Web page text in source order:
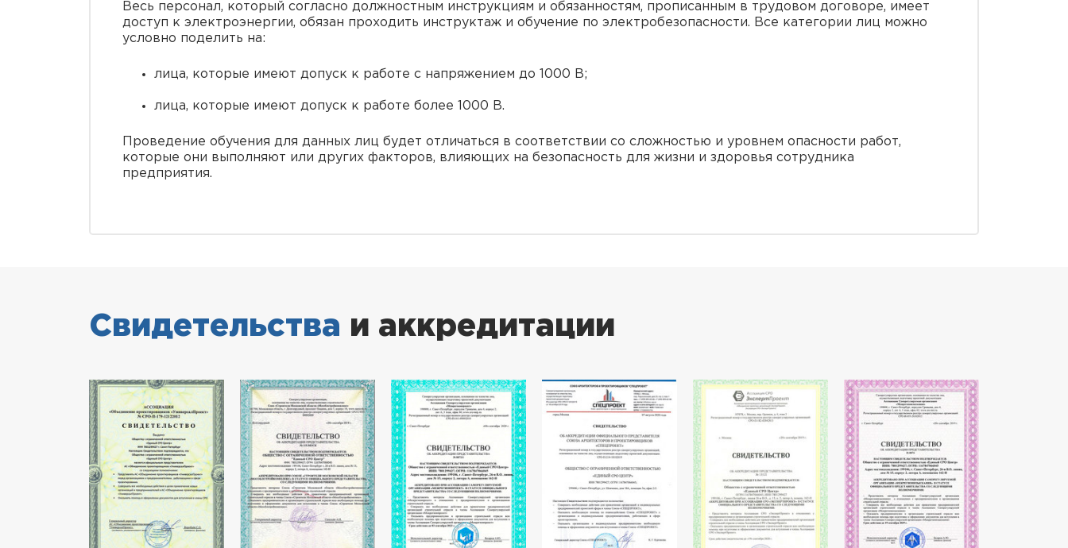
Весь персонал, который согласно должностным инструкциям и обязанностям, прописанным в трудовом договоре, имеет
доступ к электроэнергии, обязан проходить инструктаж и обучение по электробезопасности. Все категории лиц можно
условно поделить на:
лица, которые имеют допуск к работе с напряжением до 1000 В;
лица, которые имеют допуск к работе более 1000 В.
Проведение обучения для данных лиц будет отличаться в соответствии со сложностью и уровнем опасности работ,
которые они выполняют или других факторов, влияющих на безопасность для жизни и здоровья сотрудника
предприятия.
Свидетельства и аккредитации